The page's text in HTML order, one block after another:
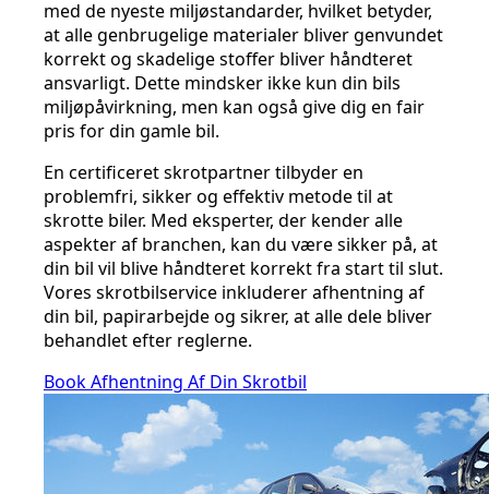
med de nyeste miljøstandarder, hvilket betyder,
at alle genbrugelige materialer bliver genvundet
korrekt og skadelige stoffer bliver håndteret
ansvarligt. Dette mindsker ikke kun din bils
miljøpåvirkning, men kan også give dig en fair
pris for din gamle bil.
En certificeret skrotpartner tilbyder en
problemfri, sikker og effektiv metode til at
skrotte biler. Med eksperter, der kender alle
aspekter af branchen, kan du være sikker på, at
din bil vil blive håndteret korrekt fra start til slut.
Vores skrotbilservice inkluderer afhentning af
din bil, papirarbejde og sikrer, at alle dele bliver
behandlet efter reglerne.
Book Afhentning Af Din Skrotbil